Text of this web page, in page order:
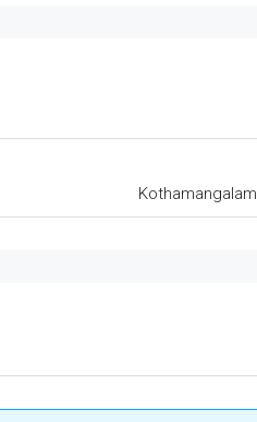
Kothamangalam